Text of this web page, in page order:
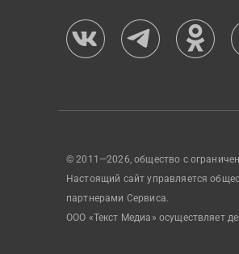
© 2011—2026, общество с
Настоящий сайт управляется
партнерами Сервиса.
ООО «Текст Медиа» осуществляет